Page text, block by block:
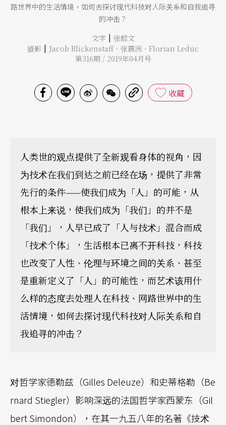
路世界中的生活情境，如何去探讨现代科技对人际关系和自我追寻
的冲击？
文字 | 张懿文
摄影 | Jacob Blickenstaff、 张震洲 、 Florian Leduc
第316期 / 2019年04月号
收藏
人类世的观点提供了全新观看身体的视角，因
为技术在我们到达之前已经在场，提供了非常
先行的条件——使我们成为「人」的可能，从
根本上来说，使我们成为「我们」的并不是
「我们」，人早已成了「人与技术」混合而成
「技术个体」，生活根本已离不开科技，科技
也改变了人性、伦理与环境之间的关系、甚至
是重新定义了「人」的可能性，而艺术该用什
么样的态度去处理人在科技、网路世界中的生
活情境，如何去探讨现代科技对人际关系和自
我追寻的冲击？
对哲学家德勒兹（Gilles Deleuze）和史蒂格勒（Be
rnard Stiegler）影响深远的法国哲学家西蒙东（Gil
bert Simondon），在其一九五八年的名著《技术